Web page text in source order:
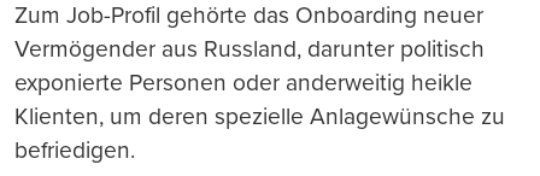
Zum Job-Profil gehörte das Onboarding neuer
Vermögender aus Russland, darunter politisch
exponierte Personen oder anderweitig heikle
Klienten, um deren spezielle Anlagewünsche zu
befriedigen.